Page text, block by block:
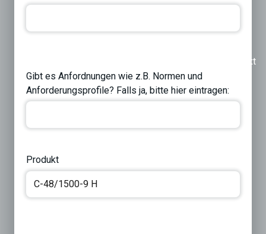
Next
Gibt es Anfordnungen wie z.B. Normen und
Anforderungsprofile? Falls ja, bitte hier eintragen:
Produkt